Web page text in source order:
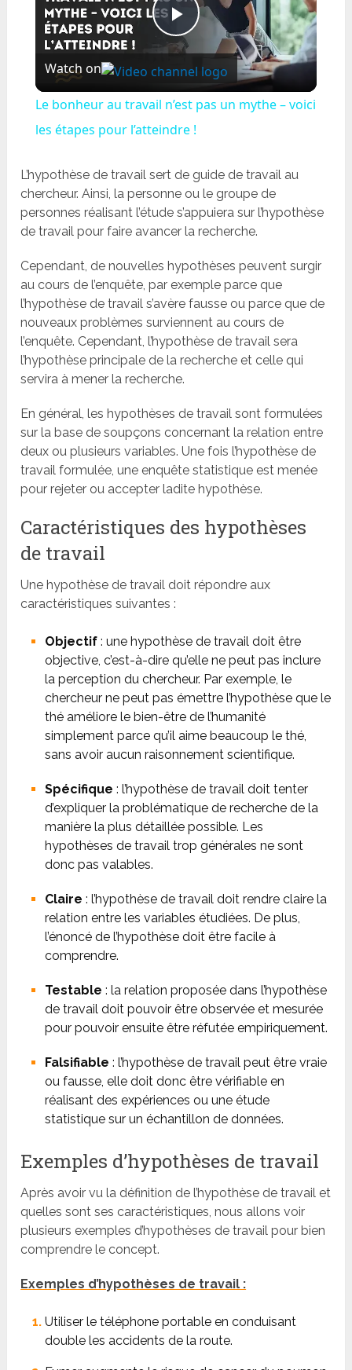
Play
Video
Watch on
Le bonheur au travail n’est pas un mythe – voici
les étapes pour l’atteindre !
L’hypothèse de travail sert de guide de travail au
chercheur. Ainsi, la personne ou le groupe de
personnes réalisant l’étude s’appuiera sur l’hypothèse
de travail pour faire avancer la recherche.
Cependant, de nouvelles hypothèses peuvent surgir
au cours de l’enquête, par exemple parce que
l’hypothèse de travail s’avère fausse ou parce que de
nouveaux problèmes surviennent au cours de
l’enquête. Cependant, l’hypothèse de travail sera
l’hypothèse principale de la recherche et celle qui
servira à mener la recherche.
En général, les hypothèses de travail sont formulées
sur la base de soupçons concernant la relation entre
deux ou plusieurs variables. Une fois l’hypothèse de
travail formulée, une enquête statistique est menée
pour rejeter ou accepter ladite hypothèse.
Caractéristiques des hypothèses
de travail
Une hypothèse de travail doit répondre aux
caractéristiques suivantes :
Objectif: une hypothèse de travail doit être
objective, c’est-à-dire qu’elle ne peut pas inclure
la perception du chercheur. Par exemple, le
chercheur ne peut pas émettre l’hypothèse que le
thé améliore le bien-être de l’humanité
simplement parce qu’il aime beaucoup le thé,
sans avoir aucun raisonnement scientifique.
Spécifique : l’hypothèse de travail doit tenter
d’expliquer la problématique de recherche de la
manière la plus détaillée possible. Les
hypothèses de travail trop générales ne sont
donc pas valables.
Claire : l’hypothèse de travail doit rendre claire la
relation entre les variables étudiées. De plus,
l’énoncé de l’hypothèse doit être facile à
comprendre.
Testable : la relation proposée dans l’hypothèse
de travail doit pouvoir être observée et mesurée
pour pouvoir ensuite être réfutée empiriquement.
Falsifiable : l’hypothèse de travail peut être vraie
ou fausse, elle doit donc être vérifiable en
réalisant des expériences ou une étude
statistique sur un échantillon de données.
Exemples d’hypothèses de travail
Après avoir vu la définition de l’hypothèse de travail et
quelles sont ses caractéristiques, nous allons voir
plusieurs exemples d’hypothèses de travail pour bien
comprendre le concept.
Exemples d’hypothèses de travail :
Utiliser le téléphone portable en conduisant
double les accidents de la route.